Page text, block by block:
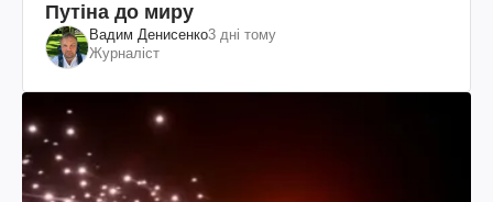
Путіна до миру
Вадим Денисенко3 дні тому
Журналіст